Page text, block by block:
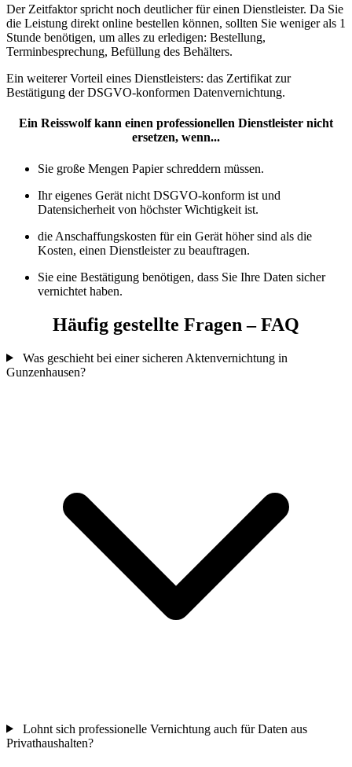
Der Zeitfaktor spricht noch deutlicher für einen Dienstleister. Da Sie
die Leistung direkt online bestellen können, sollten Sie weniger als 1
Stunde benötigen, um alles zu erledigen: Bestellung,
Terminbesprechung, Befüllung des Behälters.
Ein weiterer Vorteil eines Dienstleisters: das Zertifikat zur
Bestätigung der DSGVO-konformen Datenvernichtung.
Ein Reisswolf kann einen professionellen Dienstleister nicht
ersetzen, wenn...
Sie große Mengen Papier schreddern müssen.
Ihr eigenes Gerät nicht DSGVO-konform ist und
Datensicherheit von höchster Wichtigkeit ist.
die Anschaffungskosten für ein Gerät höher sind als die
Kosten, einen Dienstleister zu beauftragen.
Sie eine Bestätigung benötigen, dass Sie Ihre Daten sicher
vernichtet haben.
Häufig gestellte Fragen – FAQ
Was geschieht bei einer sicheren Aktenvernichtung in
Gunzenhausen?
Lohnt sich professionelle Vernichtung auch für Daten aus
Privathaushalten?